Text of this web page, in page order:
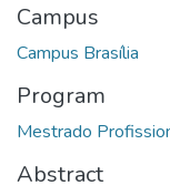
Campus
Campus Brasília
Program
Mestrado
Abstract